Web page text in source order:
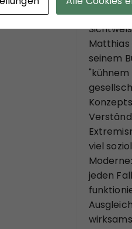
Matthias
seinem
viel
jeden